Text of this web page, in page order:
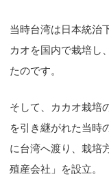
当時台湾は日本統治
カオを国内で栽培し
たのです。
そして、カカオ栽培
を引き継がれた当時
に台湾へ渡り、栽培
殖産会社」を設立。